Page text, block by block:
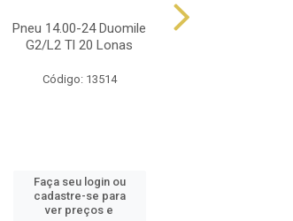
Pneu 14.00-24 Duomile
G2/L2 Tl 20 Lonas
Código: 13514
Faça seu login ou
cadastre-se para
ver preços e